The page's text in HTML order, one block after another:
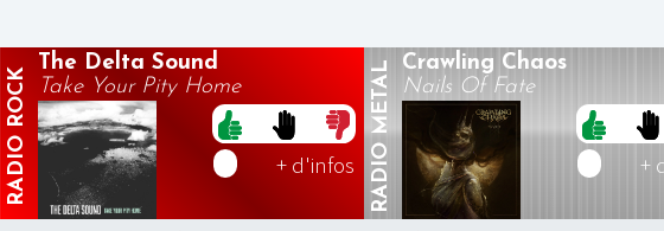
RADIO
ROCK
The Delta Sound
Take Your Pity Home
+ d'infos RADIO
METAL Crawling Chaos
Nails Of Fate
+